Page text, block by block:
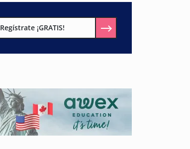
Regístrate ¡GRATIS!